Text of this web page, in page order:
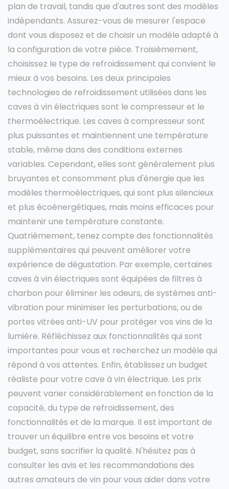
plan de travail, tandis que d'autres sont des modèles
indépendants. Assurez-vous de mesurer l'espace
dont vous disposez et de choisir un modèle adapté à
la configuration de votre pièce. Troisièmement,
choisissez le type de refroidissement qui convient le
mieux à vos besoins. Les deux principales
technologies de refroidissement utilisées dans les
caves à vin électriques sont le compresseur et le
thermoélectrique. Les caves à compresseur sont
plus puissantes et maintiennent une température
stable, même dans des conditions externes
variables. Cependant, elles sont généralement plus
bruyantes et consomment plus d'énergie que les
modèles thermoélectriques, qui sont plus silencieux
et plus écoénergétiques, mais moins efficaces pour
maintenir une température constante.
Quatrièmement, tenez compte des fonctionnalités
supplémentaires qui peuvent améliorer votre
expérience de dégustation. Par exemple, certaines
caves à vin électriques sont équipées de filtres à
charbon pour éliminer les odeurs, de systèmes anti-
vibration pour minimiser les perturbations, ou de
portes vitrées anti-UV pour protéger vos vins de la
lumière. Réfléchissez aux fonctionnalités qui sont
importantes pour vous et recherchez un modèle qui
répond à vos attentes. Enfin, établissez un budget
réaliste pour votre cave à vin électrique. Les prix
peuvent varier considérablement en fonction de la
capacité, du type de refroidissement, des
fonctionnalités et de la marque. Il est important de
trouver un équilibre entre vos besoins et votre
budget, sans sacrifier la qualité. N'hésitez pas à
consulter les avis et les recommandations des
autres amateurs de vin pour vous aider dans votre